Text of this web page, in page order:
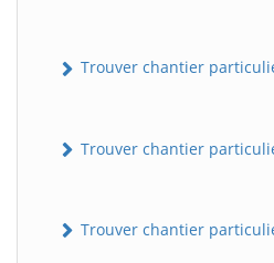
Trouver chantier
Trouver chantier
Trouver chantier